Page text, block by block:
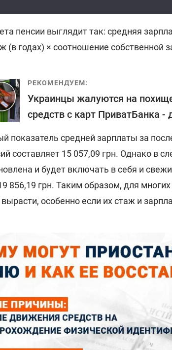
пенсии выглядит так: средняя
(в годах) × соотношение собственной
РЕКОМЕНДУЕМ:
Украинцы жалуются на
средств с карт ПриватБанка -
показатель средней зарплаты за
составляет 15 057,09 грн. Однако в
и будет включать в себя и
856,19 грн. Таким образом, для
особенно если их стаж и